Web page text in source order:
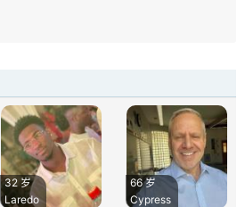
32 岁
Laredo
66 岁
Cypress